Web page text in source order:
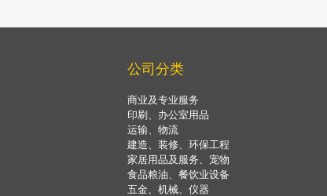
公司分类
商业及专业服务
印刷、办公室用品
运输、物流
建造、装修、环保工程
家居用品及服务、宠物
食品粮油、餐饮业设备
五金、机械、仪器